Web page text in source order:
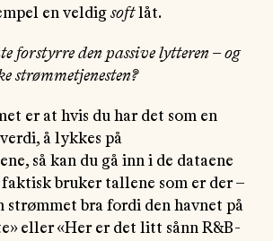
en veldig softlåt.
forstyrre den passive lytteren – og
strømmetjenesten?
er at hvis du har det som en
å lykkes på
så kan du gå inn i de dataene
bruker tallene som er der –
strømmet bra fordi den havnet på
eller «Her er det litt sånn R&B-